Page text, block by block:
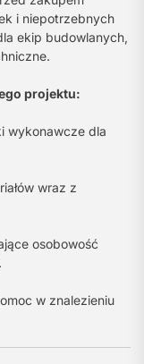
i niepotrzebnych
ekip budowlanych,
projektu:
wykonawcze dla
wraz z
osobowość
w znalezieniu